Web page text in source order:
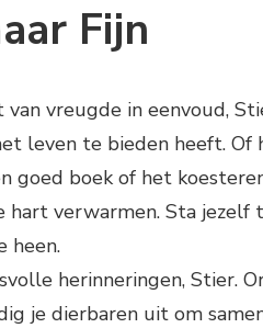
Fijn
vreugde in eenvoud,
leven te bieden heeft.
goed boek of het
hart verwarmen. Sta
heen.
herinneringen, Stier.
je dierbaren uit om